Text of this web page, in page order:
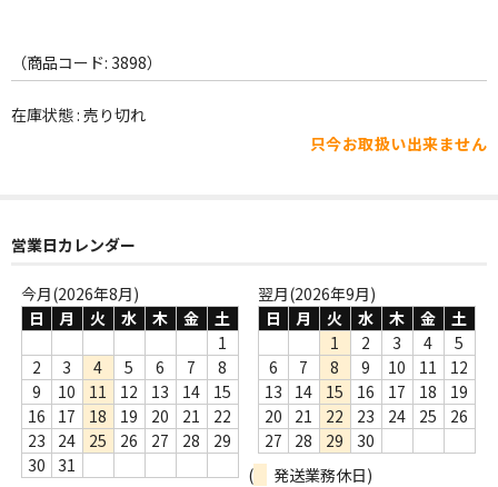
WORLD
その他
Webのみ no.2
Webのみ no.3
Webのみ no.4
売り切れ
（商品コード: 3898）
在庫状態 : 売り切れ
只今お取扱い出来ません
営業日カレンダー
今月(2026年8月)
日
月 火 水 木 金
土
1
2
3 4 5 6 7
8
9
10 11 12 13 14
15
16
17 18 19 20 21
22
23
24 25 26 27 28
29
30
31
翌月(2026年9月)
日
月 火 水 木 金
土
1
2 3 4
5
6
7 8 9 10 11
12
13
14 15 16 17 18
19
20
21 22 23 24 25
26
27
28 29
30
(
発送業務休日)